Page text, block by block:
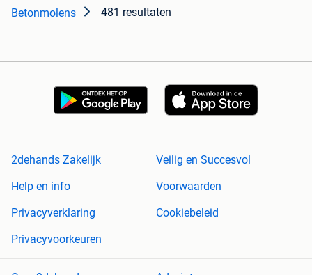
Betonmolens 481 resultaten
2dehands Zakelijk
Veilig en Succesvol
Help en info
Voorwaarden
Privacyverklaring
Cookiebeleid
Privacyvoorkeuren